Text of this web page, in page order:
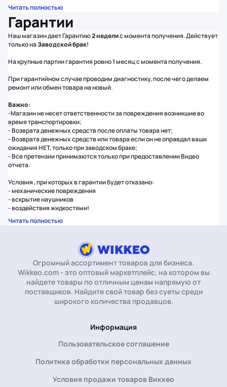
Читать полностью
Гарантии
Наш магазин дает Гарантию2 неделис момента получения. Действует
только наЗаводской брак!
На крупные партии гарантия ровно 1 месяц с момента получения.
При гарантийном случае проводим диагностику, после чего делаем
ремонт или обмен товара на новый.
Важно:
-Магазин не несет ответственности за повреждения возникшие во
время транспортировки;
- Возврата денежных средств после оплаты товара нет;
- Возврата денежных cредств или товара если он не оправдал ваши
ожидания НЕТ, только при заводском браке;
- Все претензии принимаются только при предоставлении Видео
отчета.
Условия , при которых в гарантии будет отказано:
- механические повреждения
- вскрытие наушников
- воздействия жидкостями!
Читать полностью
Огромный ассортимент товаров для бизнеса.
Wikkeo.com - это оптовый маркетплейс, на котором вы
найдете товары по отличным ценам напрямую от
поставщиков. Найдите свой товар без суеты среди
широкого количества продавцов.
Информация
Пользовательское соглашение
Политика обработки персональных данных
Условия продажи товаров Виккео